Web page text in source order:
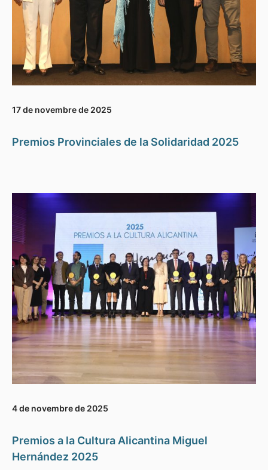
17 de novembre de 2025
Premios Provinciales de la Solidaridad 2025
4 de novembre de 2025
Premios a la Cultura Alicantina Miguel
Hernández 2025